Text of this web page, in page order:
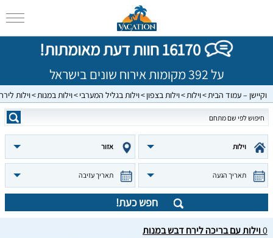
16170 חוות דעת מאומתות!
על 392 מקומות אירוח שונים בישראל
וקיישן – עמוד הבית וילות וילות בצפון וילות בגליל המערבי וילות במנות וילות
וילות אזור
תאריך הגעה תאריך עזיבה
חפש כעת!
0וילות עם בריכה לירח דבש במנות